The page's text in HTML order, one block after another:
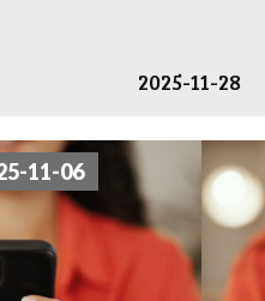
2025-11-28
11-06